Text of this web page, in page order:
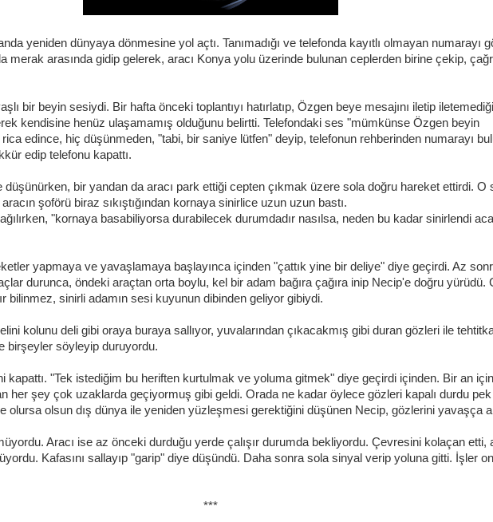
yeniden dünyaya dönmesine yol açtı. Tanımadığı ve telefonda kayıtlı olmayan numarayı
merak arasında gidip gelerek, aracı Konya yolu üzerinde bulunan ceplerden birine çekip,
bir beyin sesiydi. Bir hafta önceki toplantıyı hatırlatıp, Özgen beye mesajını iletip
kendisine henüz ulaşamamış olduğunu belirtti. Telefondaki ses "mümkünse Özgen beyin
rica edince, hiç düşünmeden, "tabi, bir saniye lütfen" deyip, telefonun rehberinden numarayı
edip telefonu kapattı.
düşünürken, bir yandan da aracı park ettiği cepten çıkmak üzere sola doğru hareket ettirdi. O
şoförü biraz sıkıştığından kornaya sinirlice uzun uzun bastı.
"kornaya basabiliyorsa durabilecek durumdadır nasılsa, neden bu kadar sinirlendi
yapmaya ve yavaşlamaya başlayınca içinden "çattık yine bir deliye" diye geçirdi. Az
durunca, öndeki araçtan orta boylu, kel bir adam bağıra çağıra inip Necip'e doğru yürüdü.
bilinmez, sinirli adamın sesi kuyunun dibinden geliyor gibiydi.
kolunu deli gibi oraya buraya sallıyor, yuvalarından çıkacakmış gibi duran gözleri ile
birşeyler söyleyip duruyordu.
kapattı. "Tek istediğim bu heriften kurtulmak ve yoluma gitmek" diye geçirdi içinden. Bir an
her şey çok uzaklarda geçiyormuş gibi geldi. Orada ne kadar öylece gözleri kapalı durdu
olursa olsun dış dünya ile yeniden yüzleşmesi gerektiğini düşünen Necip, gözlerini yavaşça
Aracı ise az önceki durduğu yerde çalışır durumda bekliyordu. Çevresini kolaçan etti,
Kafasını sallayıp "garip" diye düşündü. Daha sonra sola sinyal verip yoluna gitti. İşler
***